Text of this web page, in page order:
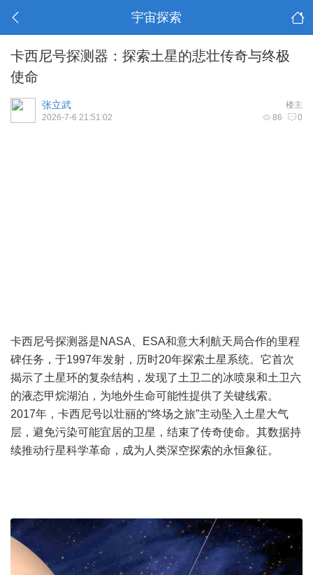
宇宙探索
卡西尼号探测器：探索土星的悲壮传奇与终极
使命
楼主
张立武
86 0
2026-7-6 21:51:02
卡西尼号探测器是NASA、ESA和意大利航天局合作的里程
碑任务，于1997年发射，历时20年探索土星系统。它首次
揭示了土星环的复杂结构，发现了土卫二的冰喷泉和土卫六
的液态甲烷湖泊，为地外生命可能性提供了关键线索。
2017年，卡西尼号以壮丽的“终场之旅”主动坠入土星大气
层，避免污染可能宜居的卫星，结束了传奇使命。其数据持
续推动行星科学革命，成为人类深空探索的永恒象征。